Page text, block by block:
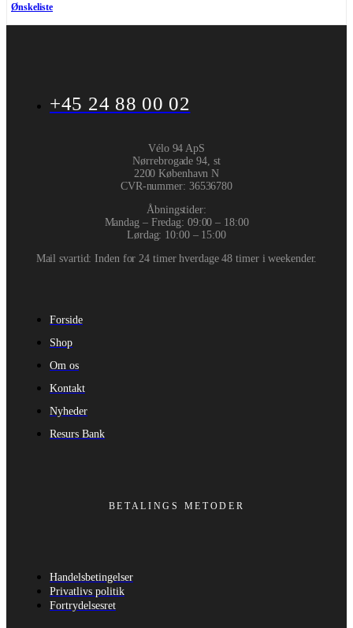
Ønskeliste
+45 24 88 00 02
Vélo 94 ApS
Nørrebrogade 94, st
2200 København N
CVR-nummer: 36536780
Åbningstider:
Mandag – Fredag: 09:00 – 18:00
Lørdag: 10:00 – 15:00
Mail svartid: Inden for 24 timer hverdage 48 timer i weekender.
Forside
Shop
Om os
Kontakt
Nyheder
Resurs Bank
BETALINGS METODER
Handelsbetingelser
Privatlivs politik
Fortrydelsesret